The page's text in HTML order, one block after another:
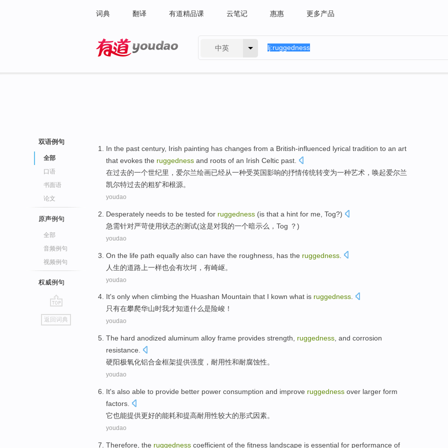
词典 翻译 有道精品课 云笔记 惠惠 更多产品
中英
双语例句
全部
口语
书面语
论文
原声例句
全部
音频例句
视频例句
权威例句
go
top
返回词典
In the past century, Irish painting has changes from a British-influenced lyrical tradition to an art
that evokes the ruggedness and roots of an Irish Celtic past.
在过去的一个世纪里 ， 爱尔兰绘画已经从一种受英国影响的抒情传统转变为一种艺术 ， 唤起爱尔兰
凯尔特过去的粗犷和根源。
youdao
Desperately needs to be tested for ruggedness (is that a hint for me Tog?)
急需针对严苛使用状态的测试(这是对我的一个暗示么， Tog ？)
youdao
On the life path equally also can have the roughness has the ruggedness
人生的道路上一样也会有坎坷 ， 有崎岖。
youdao
It's only when climbing the Huashan Mountain that I kown what is ruggedness.
只有在攀爬华山时我才知道什么是险峻 ！
youdao
The hard anodized aluminum alloy frame provides strength ruggedness and corrosion
resistance.
硬阳极氧化铝合金框架提供强度 ， 耐用性和耐腐蚀性。
youdao
It's also able to provide better power consumption and improve ruggedness over larger form
factors
它也能提供更好的能耗和提高耐用性较大的形式因素。
youdao
Therefore , the ruggedness coefficient of the fitness landscape is essential for performance of